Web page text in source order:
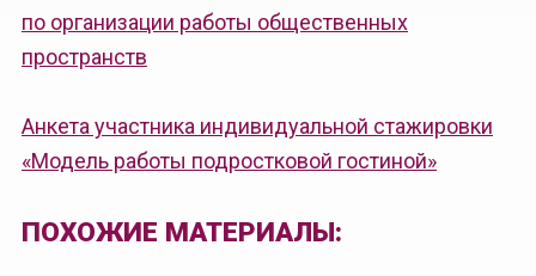
по организации работы общественных
пространств
Анкета участника индивидуальной стажировки
«Модель работы подростковой гостиной»
ПОХОЖИЕ МАТЕРИАЛЫ: